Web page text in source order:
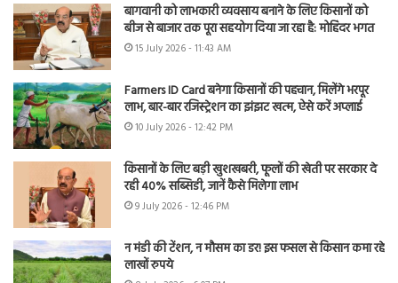
बागवानी को लाभकारी व्यवसाय बनाने के लिए किसानों को
बीज से बाजार तक पूरा सहयोग दिया जा रहा है: मोहिंदर भगत
15 July 2026 - 11:43 AM
Farmers ID Card बनेगा किसानों की पहचान, मिलेंगे भरपूर
लाभ, बार-बार रजिस्ट्रेशन का झंझट खत्म, ऐसे करें अप्लाई
10 July 2026 - 12:42 PM
किसानों के लिए बड़ी खुशखबरी, फूलों की खेती पर सरकार दे
रही 40% सब्सिडी, जानें कैसे मिलेगा लाभ
9 July 2026 - 12:46 PM
न मंडी की टेंशन, न मौसम का डर! इस फसल से किसान कमा रहे
लाखों रुपये